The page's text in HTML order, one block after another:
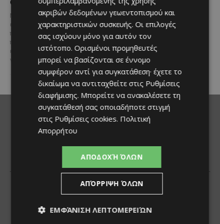
Μια εξαιρετικά σπάνια
επενδυτική ευκαιρία
παρουσιάζεται στην παραλιακή
περιοχή του Αλαμινού, στην
επαρχία Λάρνακας. Πρόκειται
για τρία συνεχόμενα...
Σε μία από τις...
ακριβών δεδομένων γεωεντοπισμού και
χαρακτηριστικών συσκευής. Οι επιλογές
σας ισχύουν μόνο για αυτόν τον
ιστότοπο. Ορισμένοι προμηθευτές
μπορεί να βασίζονται σε έννομο
συμφέρον αντί για συγκατάθεση· έχετε το
δικαίωμα να αντιταχθείτε στις Ρυθμίσεις
διαφήμισης. Μπορείτε να ανακαλέσετε τη
συγκατάθεσή σας οποιαδήποτε στιγμή
στις Ρυθμίσεις cookies. Πολιτική
Απορρήτου
ΑΠΟΔΟΧΉ ΌΛΩΝ
ΑΠΌΡΡΙΨΗ ΌΛΩΝ
ΕΜΦΆΝΙΣΗ ΛΕΠΤΟΜΕΡΕΙΏΝ